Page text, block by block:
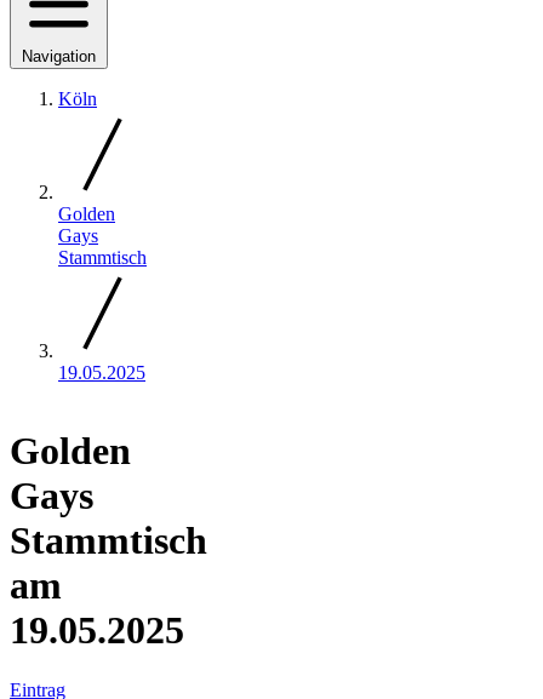
Navigation
Köln
Golden
Gays
Stammtisch
19.05.2025
Golden
Gays
Stammtisch
am
19.05.2025
Eintrag